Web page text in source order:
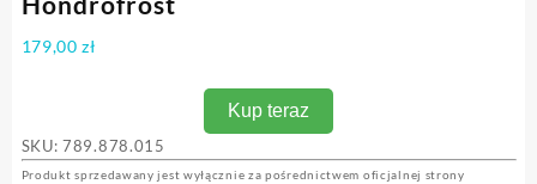
179,00zł
Kup teraz
SKU: 789.878.015
Produkt sprzedawany jest wyłącznie za pośrednictwem oficjalnej strony